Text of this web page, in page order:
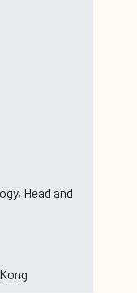
Head and